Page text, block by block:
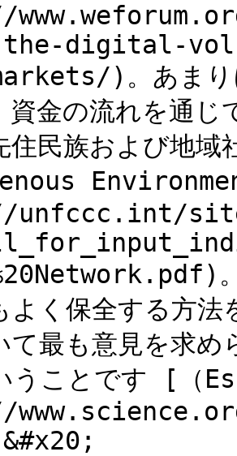
digital-
)。あまり
資金の流れを通じ
住民族および地域
unfccc.int/
よく保全する方
て最も意見を求め
うことです [